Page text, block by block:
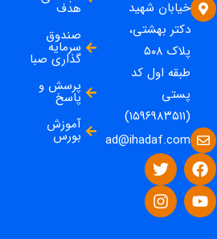
خیابان شهید
دکتر بهشتی،
پلاک ۵۰۸
طبقه اول کد
پستی
(۱۵۹۶۹۸۳۵۱۱)
ad@ihadaf.com
هدف
صندوق
سرمایه
گذاری صبا
پرسش و
پاسخ
آموزش
بورس